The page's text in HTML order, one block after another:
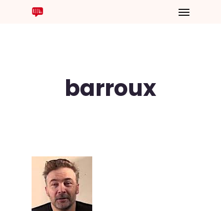
barroux